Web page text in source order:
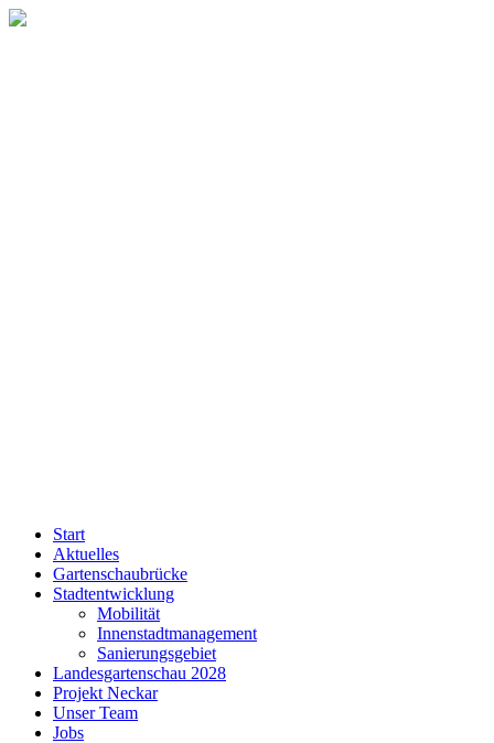
Start
Aktuelles
Gartenschaubrücke
Stadtentwicklung
Mobilität
Innenstadtmanagement
Sanierungsgebiet
Landesgartenschau 2028
Projekt Neckar
Unser Team
Jobs